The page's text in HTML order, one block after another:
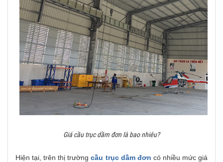
Giá cầu trục dầm đơn là bao nhiêu?
Hiện tại, trên thị trườngcầu trục dầm đơn có nhiều mức giá